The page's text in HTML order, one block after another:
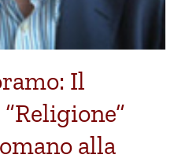
Il
alla